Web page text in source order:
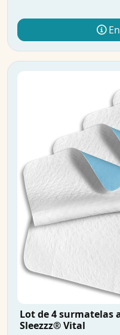
Lot de 4 surmatelas
Sleezzz® Vital